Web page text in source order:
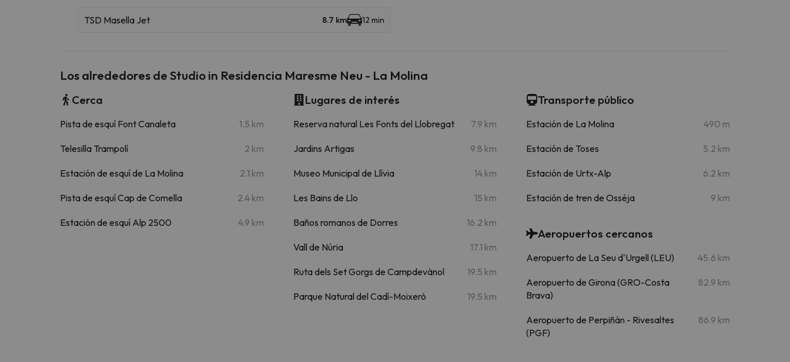
TSD Masella Jet 8.7 km 12 min
Los alrededores de Studio in Residencia Maresme Neu - La Molina
Cerca
Pista de esquí Font Canaleta 1.5 km
Telesilla Trampolí 2 km
Estación de esquí de La Molina 2.1 km
Pista de esquí Cap de Comella 2.4 km
Estación de esquí Alp 2500 4.9 km
Lugares de interés
Reserva natural Les Fonts del Llobregat 7.9 km
Jardins Artigas 9.8 km
Museo Municipal de Llívia 14 km
Les Bains de Llo 15 km
Baños romanos de Dorres 16.2 km
Vall de Núria 17.1 km
Ruta dels Set Gorgs de Campdevànol 19.5 km
Parque Natural del Cadí-Moixeró 19.5 km
Transporte público
Estación de La Molina 490 m
Estación de Toses 5.2 km
Estación de Urtx-Alp 6.2 km
Estación de tren de Osséja 9 km
Aeropuertos cercanos
Aeropuerto de La Seu d'Urgell (LEU) 45.6 km
Aeropuerto de Girona (GRO-Costa
Brava)
82.9 km
Aeropuerto de Perpiñán - Rivesaltes
(PGF)
86.9 km